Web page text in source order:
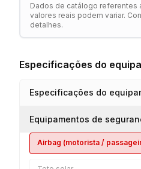
Dados de catálogo referentes
valores reais podem variar.
detalhes.
Especificações do
Especificações do
Equipamentos de
Airbag (motorista /